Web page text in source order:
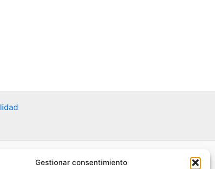
Gestionar consentimiento